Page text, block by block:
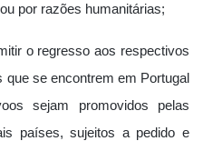
por razões humanitárias;
o regresso aos respectivos
se encontrem em Portugal
sejam promovidos pelas
países, sujeitos a pedido e